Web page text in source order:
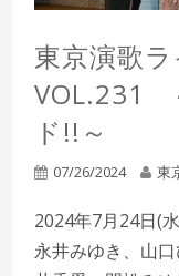
東京演歌
VOL.231
ド!!～
07/26/2024 東
2024年7月24日(
永井みゆき、山